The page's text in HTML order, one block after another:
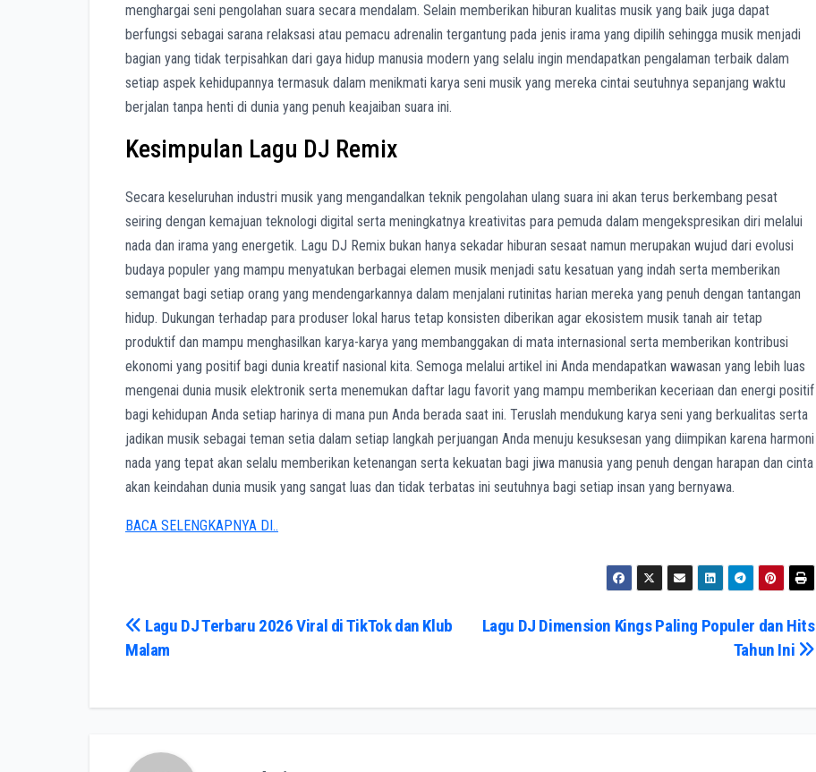
menghargai seni pengolahan suara secara mendalam. Selain memberikan hiburan kualitas musik yang baik juga dapat
berfungsi sebagai sarana relaksasi atau pemacu adrenalin tergantung pada jenis irama yang dipilih sehingga musik menjadi
bagian yang tidak terpisahkan dari gaya hidup manusia modern yang selalu ingin mendapatkan pengalaman terbaik dalam
setiap aspek kehidupannya termasuk dalam menikmati karya seni musik yang mereka cintai seutuhnya sepanjang waktu
berjalan tanpa henti di dunia yang penuh keajaiban suara ini.
Kesimpulan Lagu DJ Remix
Secara keseluruhan industri musik yang mengandalkan teknik pengolahan ulang suara ini akan terus berkembang pesat
seiring dengan kemajuan teknologi digital serta meningkatnya kreativitas para pemuda dalam mengekspresikan diri melalui
nada dan irama yang energetik. Lagu DJ Remix bukan hanya sekadar hiburan sesaat namun merupakan wujud dari evolusi
budaya populer yang mampu menyatukan berbagai elemen musik menjadi satu kesatuan yang indah serta memberikan
semangat bagi setiap orang yang mendengarkannya dalam menjalani rutinitas harian mereka yang penuh dengan tantangan
hidup. Dukungan terhadap para produser lokal harus tetap konsisten diberikan agar ekosistem musik tanah air tetap
produktif dan mampu menghasilkan karya-karya yang membanggakan di mata internasional serta memberikan kontribusi
ekonomi yang positif bagi dunia kreatif nasional kita. Semoga melalui artikel ini Anda mendapatkan wawasan yang lebih luas
mengenai dunia musik elektronik serta menemukan daftar lagu favorit yang mampu memberikan keceriaan dan energi positif
bagi kehidupan Anda setiap harinya di mana pun Anda berada saat ini. Teruslah mendukung karya seni yang berkualitas serta
jadikan musik sebagai teman setia dalam setiap langkah perjuangan Anda menuju kesuksesan yang diimpikan karena harmoni
nada yang tepat akan selalu memberikan ketenangan serta kekuatan bagi jiwa manusia yang penuh dengan harapan dan cinta
akan keindahan dunia musik yang sangat luas dan tidak terbatas ini seutuhnya bagi setiap insan yang bernyawa.
BACA SELENGKAPNYA DI..
Post
Lagu DJ Dimension Kings Paling Populer dan Hits
Tahun Ini
Lagu DJ Terbaru 2026 Viral di TikTok dan Klub
Malam